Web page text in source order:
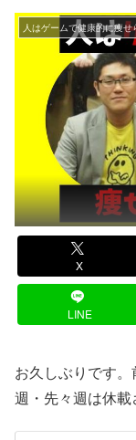
人はゲームで健康的に痩
X
LINE
お久しぶりです
週・先々週は休載